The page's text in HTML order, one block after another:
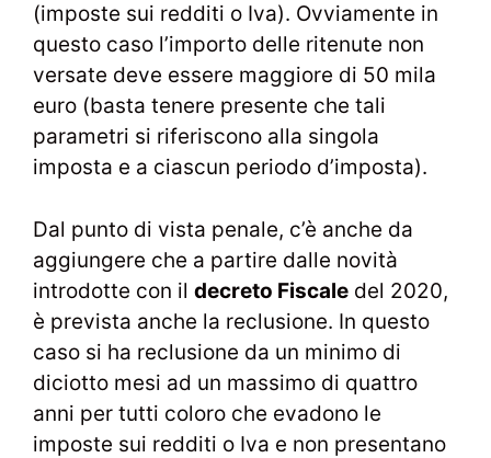
(imposte sui redditi o Iva). Ovviamente in
questo caso l’importo delle ritenute non
versate deve essere maggiore di 50 mila
euro (basta tenere presente che tali
parametri si riferiscono alla singola
imposta e a ciascun periodo d’imposta).
Dal punto di vista penale, c’è anche da
aggiungere che a partire dalle novità
introdotte con il decreto Fiscale del 2020,
è prevista anche la reclusione. In questo
caso si ha reclusione da un minimo di
diciotto mesi ad un massimo di quattro
anni per tutti coloro che evadono le
imposte sui redditi o Iva e non presentano